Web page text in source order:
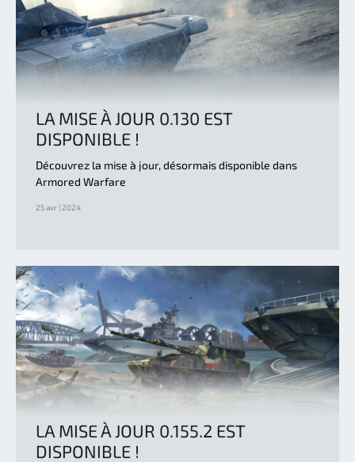
LA MISE À JOUR 0.130 EST
DISPONIBLE !
Découvrez la mise à jour, désormais disponible dans
Armored Warfare
25 avr | 2024
LA MISE À JOUR 0.155.2 EST
DISPONIBLE !